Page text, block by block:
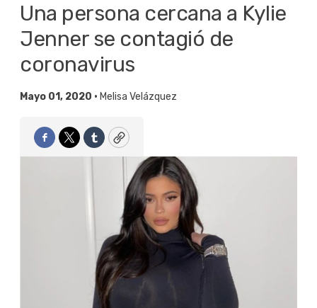
Una persona cercana a Kylie
Jenner se contagió de
coronavirus
Mayo 01, 2020 • Melisa Velázquez
Facebook
TwitterTumblrCopy